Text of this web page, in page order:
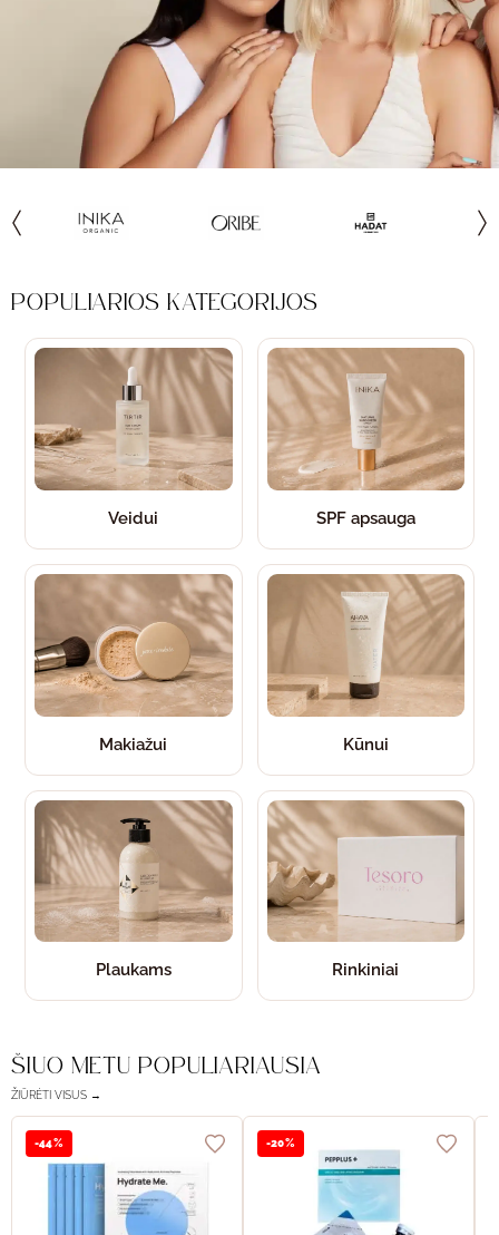
POPULIARIOS KATEGORIJOS
Veidui SPF apsauga
Makiažui Kūnui
Plaukams Rinkiniai
ŠIUO METU POPULIARIAUSIA
ŽIŪRĖTI VISUS →
-44% -20%